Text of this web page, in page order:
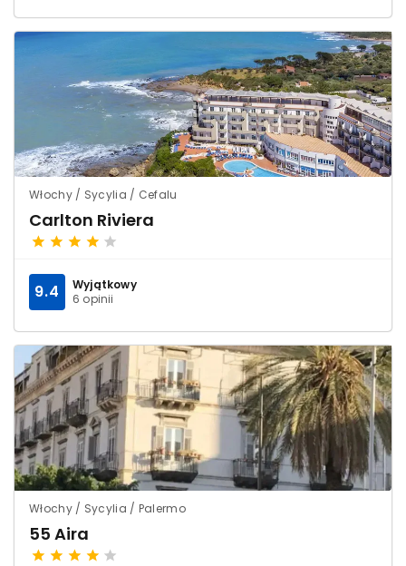
Włochy / Sycylia / Cefalu
Carlton Riviera
Wyjątkowy
6 opinii
9.4
Włochy / Sycylia / Palermo
55 Aira